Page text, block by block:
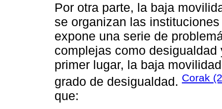
Por otra parte, la baja
se organizan las
expone una serie de
complejas como
primer lugar, la baja
grado de desigualdad. Corak
que: